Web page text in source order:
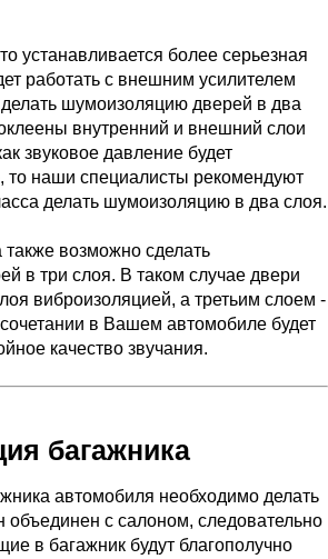
устанавливается более серьезная
работать с внешним усилителем
шумоизоляцию дверей в два
внутренний и внешний слои
звуковое давление будет
то наши специалисты рекомендуют
делать шумоизоляцию в два слоя.
возможно сделать
в три слоя. В таком случае двери
виброизоляцией, а третьим слоем -
в Вашем автомобиле будет
качество звучания.
багажника
автомобиля необходимо делать
объединен с салоном, следовательно
в багажник будут благополучно